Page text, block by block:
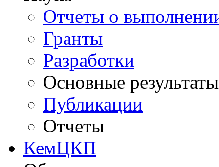
Отчеты о
Гранты
Разработки
Основные результаты
Публикации
Отчеты
КемЦКП